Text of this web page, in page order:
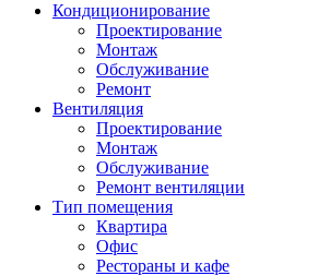
Кондиционирование
Проектирование
Монтаж
Обслуживание
Ремонт
Вентиляция
Проектирование
Монтаж
Обслуживание
Ремонт вентиляции
Тип помещения
Квартира
Офис
Рестораны и кафе